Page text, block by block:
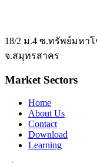
18/2 ม.4 ซ.ทรัพย์มหา
จ.สมุทรสาคร
Market Sectors
Home
About Us
Contact
Download
Learning